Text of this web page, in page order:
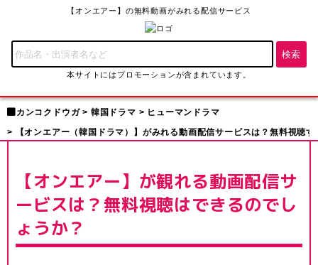
【オンエアー】の無料動画がみれる配信サービス
本サイトにはプロモーションが含まれています。
カンコクドウガ 韓国ドラマ
ヒューマンドラマ
【オンエアー（韓国ドラマ）】がみれる動画配信サービスは？無料視聴
【オンエアー】が観れる動画配信サ
ービスは？無料視聴はできるのでし
ょうか？